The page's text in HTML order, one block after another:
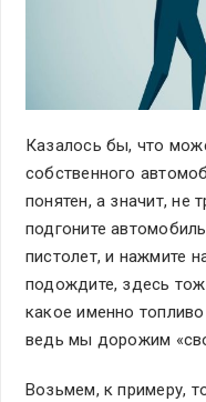
Казалось бы, что
собственного
понятен, а значит, не
подгоните
пистолет, и нажмите
подождите, здесь
какое именно
ведь мы дорожим
Возьмем, к примеру,